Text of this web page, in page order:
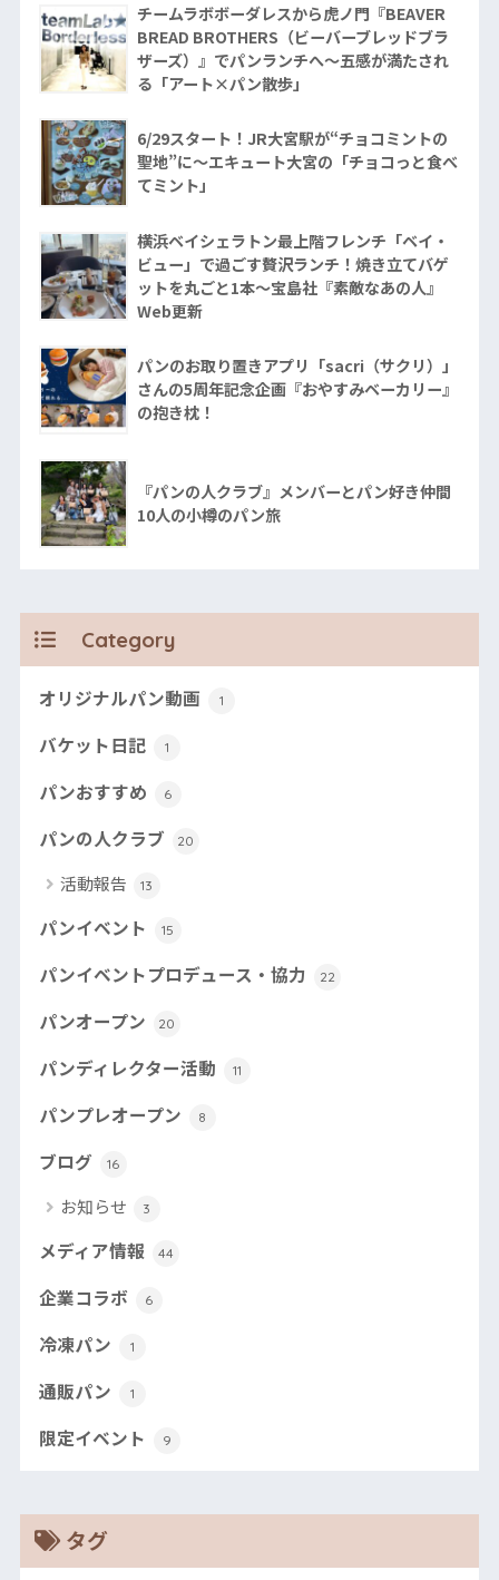
チームラボボーダレスから虎ノ門『BEAVER
BREAD BROTHERS（ビーバーブレッドブラ
ザーズ）』でパンランチへ〜五感が満たされ
る「アート×パン散歩」
6/29スタート！JR大宮駅が“チョコミントの
聖地”に〜エキュート大宮の「チョコっと食べ
てミント」
横浜ベイシェラトン最上階フレンチ「ベイ・
ビュー」で過ごす贅沢ランチ！焼き立てバゲ
ットを丸ごと1本〜宝島社『素敵なあの人』
Web更新
パンのお取り置きアプリ「sacri（サクリ）」
さんの5周年記念企画『おやすみベーカリー』
の抱き枕！
『パンの人クラブ』メンバーとパン好き仲間
10人の小樽のパン旅
Category
オリジナルパン動画 1
バケット日記 1
パンおすすめ 6
パンの人クラブ 20
活動報告 13
パンイベント 15
パンイベントプロデュース・協力 22
パンオープン 20
パンディレクター活動 11
パンプレオープン 8
ブログ 16
お知らせ 3
メディア情報 44
企業コラボ 6
冷凍パン 1
通販パン 1
限定イベント 9
タグ